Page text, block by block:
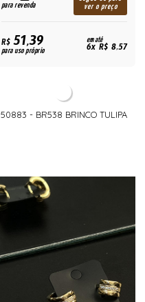
para revenda
ver o preço
R$51,39
para uso próprio
em até
6x R$ 8,57
50883 - BR538 BRINCO TULIPA